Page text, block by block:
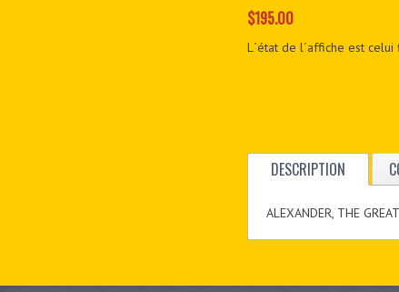
$195.00
L´état de l´affiche est celui
DESCRIPTION
ALEXANDER, THE